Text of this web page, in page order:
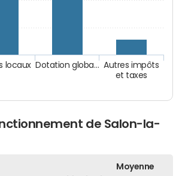
Autres impôts
et taxes
Dotation globa…
locaux
de Salon-la-
Moyenne